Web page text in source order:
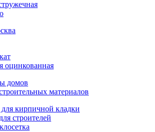
оцинкованная
домов
материалов
для кирпичной кладки
строителей